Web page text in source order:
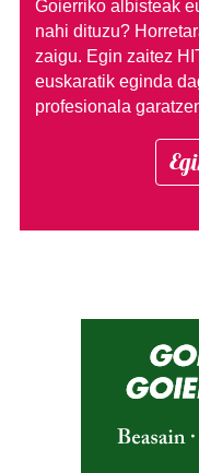
Goierriko albisteak
nahi dituzu?
zaigu. Egin zaitez
euskaratik eginda
profesionala